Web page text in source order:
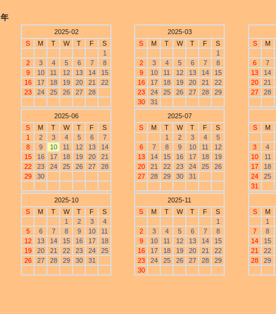
年
2025-02
S
M T W T F
S
1
2
3 4 5 6 7
8
9
10 11 12 13 14
15
16
17 18 19 20 21
22
23
24 25 26 27 28
2025-03
S
M T W T F
S
1
2
3 4 5 6 7
8
9
10 11 12 13 14
15
16
17 18 19 20 21
22
23
24 25 26 27 28
29
30
31
S
M
6
7
13
14
20
21
27
28
2025-06
S
M T W T F
S
1
2 3 4 5 6
7
8
9 10 11 12 13
14
15
16 17 18 19 20
21
22
23 24 25 26 27
28
29
30
2025-07
S
M T W T F
S
1
2 3 4
5
6
7 8 9 10 11
12
13
14 15 16 17 18
19
20
21 22 23 24 25
26
27
28 29 30 31
S
M
3
4
10
11
17
18
24
25
31
2025-10
S
M T W T F
S
1
2 3
4
5
6 7 8 9 10
11
12
13 14 15 16 17
18
19
20 21 22 23 24
25
26
27 28 29 30 31
2025-11
S
M T W T F
S
1
2
3 4 5 6 7
8
9
10 11 12 13 14
15
16
17 18 19 20 21
22
23
24 25 26 27 28
29
30
S
M
1
7
8
14
15
21
22
28
29